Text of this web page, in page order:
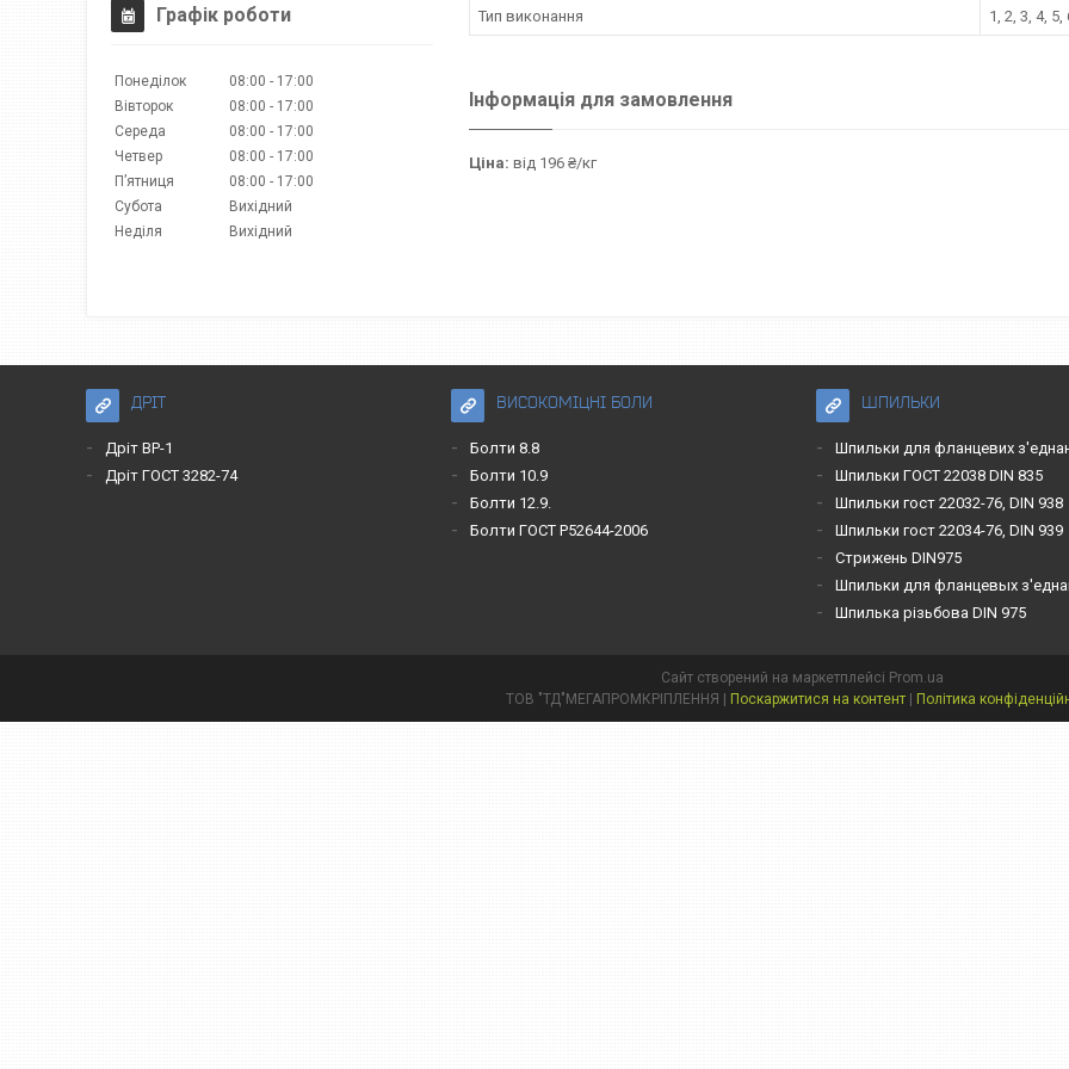
Тип виконання 1, 2, 3, 4, 5,
Інформація для замовлення
Ціна: від 196 ₴/кг
Графік роботи
Понеділок 08:00
17:00
Вівторок
08:00
17:00
Середа
08:00
17:00
Четвер
08:00
17:00
Пʼятниця
08:00
17:00
Субота
Вихідний
Неділя
Вихідний
ДРІТ
Дріт ВР-1
Дріт ГОСТ 3282-74
ВИСОКОМІЦНІ БОЛИ
Болти 8.8
Болти 10.9
Болти 12.9.
Болти ГОСТ Р52644-2006
ШПИЛЬКИ
Шпильки для фланцевих
Шпильки ГОСТ 22038 DIN 835
Шпильки гост 22032-76, DIN 938
Шпильки гост 22034-76, DIN 939
Стрижень DIN975
Шпильки для фланцевых
Шпилька різьбова DIN 975
Сайт створений на маркетплейсі Prom.ua
Поскаржитися на контент Політика